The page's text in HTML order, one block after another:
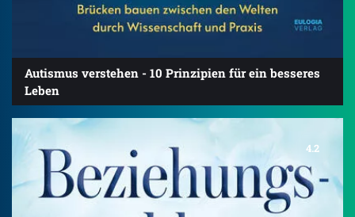
Autismus verstehen - 10 Prinzipien für ein besseres
Leben
4.2